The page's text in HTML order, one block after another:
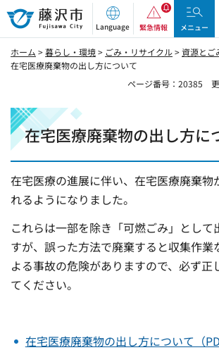
藤沢市
Language 緊急情報 メニュー
ホーム >暮らし・環境> ごみ・リサイクル>資源とご
在宅医療廃棄物の出し方について
ページ番号：20385
在宅医療廃棄物の出し方に
在宅医療の進展に伴い、在宅医療廃棄物
れるようになりました。
これらは一部を除き「可燃ごみ」として
すが、誤った方法で廃棄すると収集作業
よる事故の危険がありますので、必ず正
てください。
在宅医療廃棄物の出し方について（